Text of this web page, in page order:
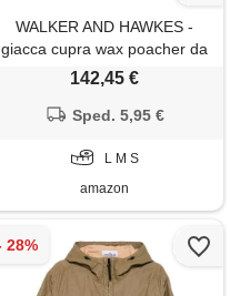
WALKER AND HAWKES -
giacca cupra wax poacher da
uomo - verde oliva - l
142,45 €
Sped. 5,95 €
L M S
amazon